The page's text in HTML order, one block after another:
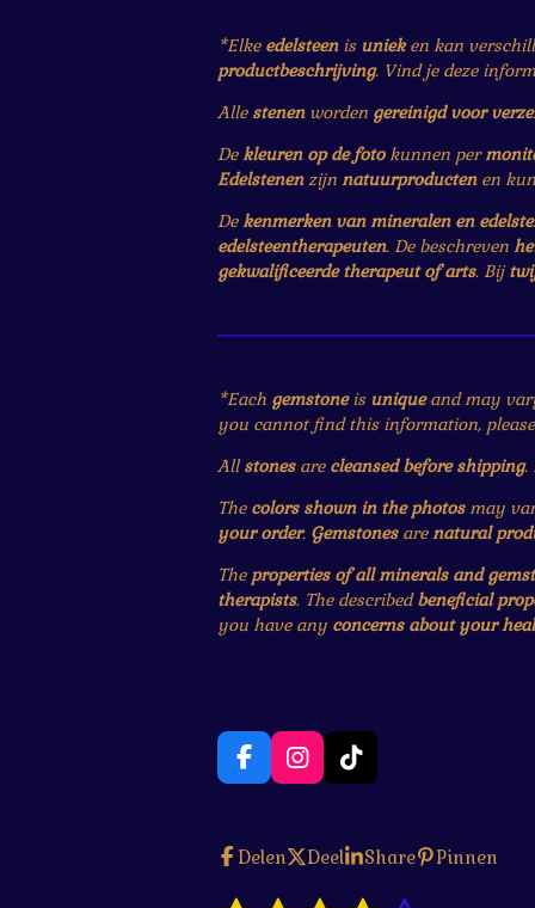
*Elke edelsteenis unieken kan
productbeschrijving. Vind je deze
Alle stenenworden gereinigd voor
Dekleuren op de fotokunnen per
Edelstenenzijn natuurproductenen
Dekenmerken van mineralen en
edelsteentherapeuten. De beschreven
gekwalificeerde therapeut of arts. Bij
*Each gemstoneis uniqueand may
you cannot find this information, please
Allstonesare cleansed before shipping.
The colors shown in the photosmay
your order. Gemstonesarenatural
The properties of all minerals and
therapists. The describedbeneficial
you have any concerns about your
F
a
b
I
n
a
T
i
o
Delen Deel Share Pinnen